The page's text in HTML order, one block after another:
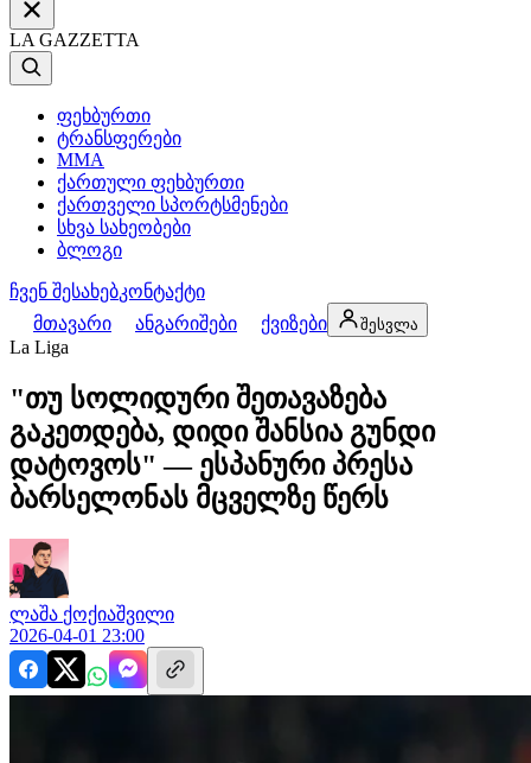
LA GAZZETTA
ფეხბურთი
ტრანსფერები
MMA
ქართული ფეხბურთი
ქართველი სპორტსმენები
სხვა სახეობები
ბლოგი
ჩვენ შესახებკონტაქტი
მთავარი
ანგარიშები ქვიზები შესვლა
La Liga
"თუ სოლიდური შეთავაზება
გაკეთდება, დიდი შანსია გუნდი
დატოვოს" — ესპანური პრესა
ბარსელონას მცველზე წერს
ლაშა ქოქიაშვილი
2026-04-01 23:00